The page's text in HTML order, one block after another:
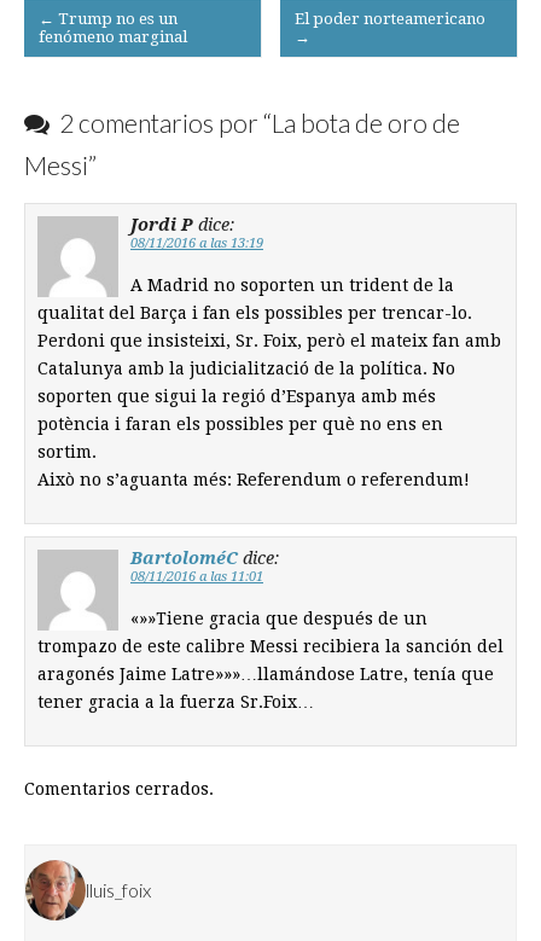
Post
navigation
← Trump no es un
fenómeno marginal
El poder norteamericano
→
2 comentarios por “La bota de oro de
Messi”
Jordi P dice:
08/11/2016 a las 13:19
A Madrid no soporten un trident de la
qualitat del Barça i fan els possibles per trencar-lo.
Perdoni que insisteixi, Sr. Foix, però el mateix fan amb
Catalunya amb la judicialització de la política. No
soporten que sigui la regió d’Espanya amb més
potència i faran els possibles per què no ens en
sortim.
Això no s’aguanta més: Referendum o referendum!
BartoloméC dice:
08/11/2016 a las 11:01
«»»Tiene gracia que después de un
trompazo de este calibre Messi recibiera la sanción del
aragonés Jaime Latre»»»…llamándose Latre, tenía que
tener gracia a la fuerza Sr.Foix…
Comentarios cerrados.
lluis_foix